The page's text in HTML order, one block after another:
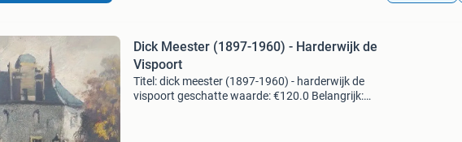
Dick Meester (1897-1960) - Harderwijk de
Vispoort
Titel: dick meester (1897-1960) - harderwijk de
vispoort geschatte waarde: €120.0 Belangrijk: